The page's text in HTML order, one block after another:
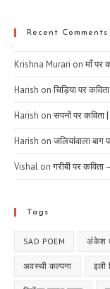
Recent Comments
Krishna Murari onमाँ पर
Harish onचिड़िया पर
Harish onसपनों पर
Harish onजलियांवाला
Vishal onगरीबी पर
Tags
SAD POEM अंकेश
अवस्थी कल्पना इली